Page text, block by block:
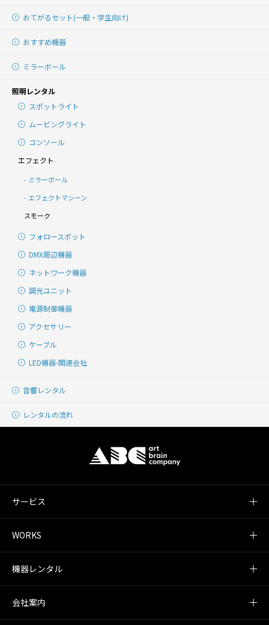
おてがるセット(一般・学生向け)
おすすめ機器
ミラーボール
照明レンタル
スポットライト
ムービングライト
コンソール
エフェクト
ミラーボール
エフェクトマシーン
スモーク
フォロースポット
DMX周辺機器
ネットワーク機器
調光ユニット
電源制御機器
アクセサリー
ケーブル
LED機器-関連会社
音響レンタル
レンタルの流れ
サービス
WORKS
機器レンタル
会社案内